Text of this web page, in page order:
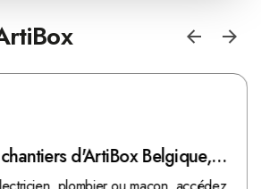
d'ArtiBox Belgique,
!